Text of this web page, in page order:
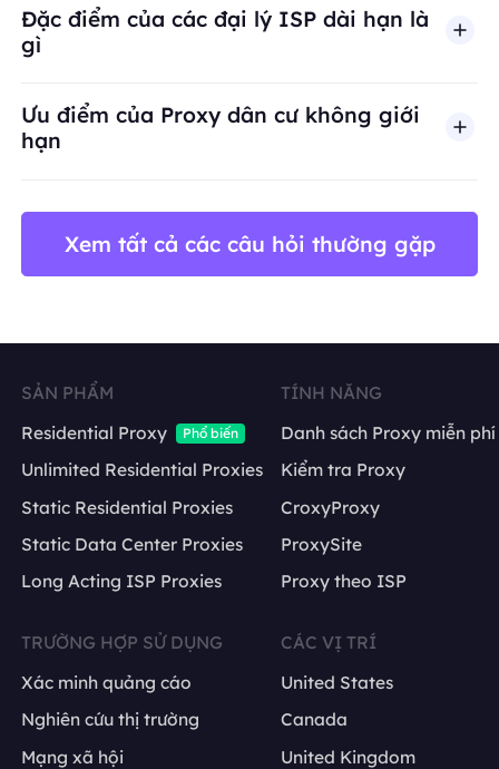
BestProxy không hỗ trợ gian lận, spam, tương
Đặc điểm của các đại lý ISP dài hạn là
gì
Ưu điểm của Proxy dân cư không giới
hạn
Xem tất cả các câu hỏi thường gặp
SẢN PHẨM
Residential Proxy
Phổ biến
Unlimited Residential Proxies
Static Residential Proxies
Static Data Center Proxies
Long Acting ISP Proxies
TÍNH NĂNG
Danh sách Proxy miễn phí
Kiểm tra Proxy
CroxyProxy
ProxySite
Proxy theo ISP
TRƯỜNG HỢP SỬ DỤNG
Xác minh quảng cáo
Nghiên cứu thị trường
Mạng xã hội
CÁC VỊ TRÍ
United States
Canada
United Kingdom